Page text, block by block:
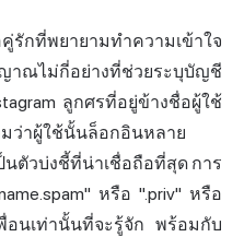
ที่พยายามทำความเข้าใจ
ไม่กี่อย่างที่ช่วยระบุบัญชี
ลูกศรที่อยู่ข้างชื่อผู้ใช้
ว่าผู้ใช้นั้นล็อกอินหลาย
ตัวบ่งชี้ที่น่าเชื่อถือที่สุด การ
หรือ ".priv" หรือ
อนเท่านั้นที่จะรู้จัก พร้อมกับ